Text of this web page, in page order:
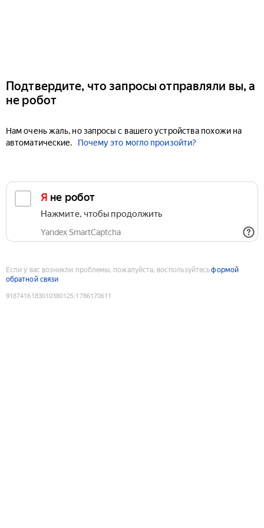
Подтвердите, что запросы отправляли вы, а
не робот
Нам очень жаль, но запросы с вашего устройства похожи на
автоматические.
Почему это могло произойти?
Я не робот
Нажмите, чтобы продолжить
Yandex SmartCaptcha
Если у вас возникли проблемы, пожалуйста, воспользуйтесьформой
обратной связи
9187416183010380125:1786170611